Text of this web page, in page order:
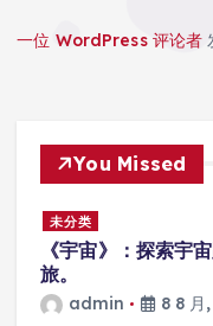
一位 WordPress 评论者
You Missed
未分类
《宇宙》：探索宇
旅。
admin 8 8 月